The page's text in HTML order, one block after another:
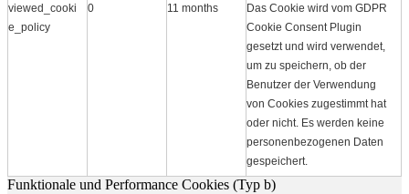
viewed_cooki
e_policy
0 11 months
Das Cookie wird vom GDPR
Cookie Consent Plugin
gesetzt und wird verwendet,
um zu speichern, ob der
Benutzer der Verwendung
von Cookies zugestimmt hat
oder nicht. Es werden keine
personenbezogenen Daten
gespeichert.
Funktionale und Performance Cookies (Typ b)